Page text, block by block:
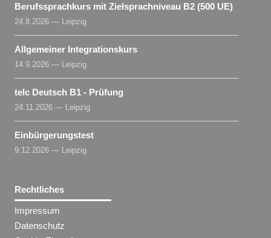
Berufssprachkurs mit Zielsprachniveau B2 (500 UE)
24.8.2026 — Leipzig
Allgemeiner Integrationskurs
14.9.2026 — Leipzig
telc Deutsch B1 - Prüfung
24.11.2026 — Leipzig
Einbürgerungstest
9.12.2026 — Leipzig
Rechtliches
Impressum
Datenschutz